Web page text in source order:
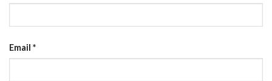
Email *